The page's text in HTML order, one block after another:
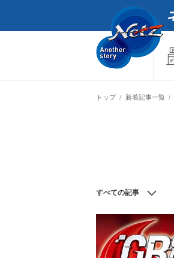
トップ 新着記事一覧
すべての記事